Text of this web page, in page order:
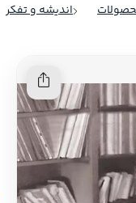
لاتین
اندیشه و تفکر